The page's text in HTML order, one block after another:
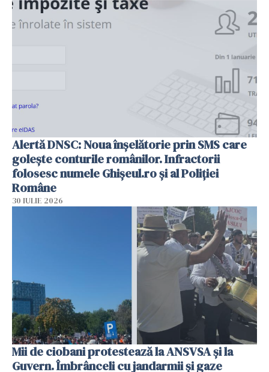
Alertă DNSC: Noua înșelătorie prin SMS care
golește conturile românilor. Infractorii
folosesc numele Ghișeul.ro și al Poliției
Române
30 IULIE 2026
Mii de ciobani protestează la ANSVSA și la
Guvern. Îmbrânceli cu jandarmii și gaze